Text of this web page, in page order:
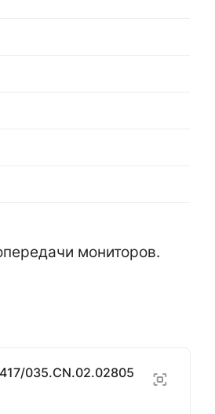
мониторов.
035.CN.02.02805